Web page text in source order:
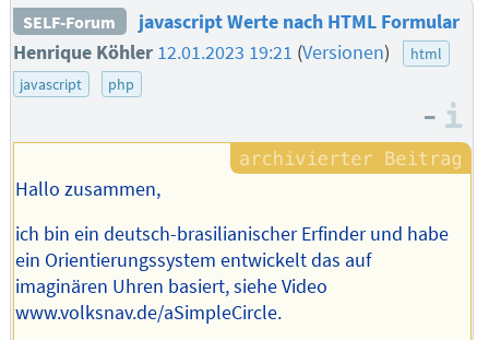
SELF-Forum
javascript Werte nach HTML Formular
Henrique Köhler 12.01.2023 19:21 (Versionen)
html
javascript
php
–
Hallo zusammen,
ich bin ein deutsch-brasilianischer Erfinder und habe
ein Orientierungssystem entwickelt das auf
imaginären Uhren basiert, siehe Video
www.volksnav.de/aSimpleCircle.